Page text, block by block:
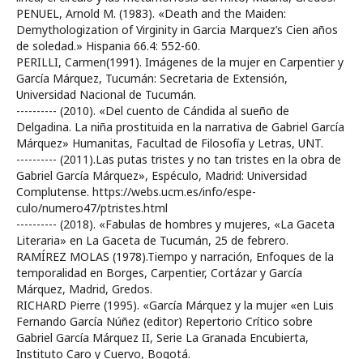
PENUEL, Arnold M. (1983). «Death and the Maiden:
Demythologization of Virginity in Garcia Marquez’s Cien años
de soledad.» Hispania 66.4: 552-60.
PERILLI, Carmen(1991). Imágenes de la mujer en Carpentier y
García Márquez, Tucumán: Secretaria de Extensión,
Universidad Nacional de Tucumán.
---------- (2010). «Del cuento de Cándida al sueño de
Delgadina. La niña prostituida en la narrativa de Gabriel García
Márquez» Humanitas, Facultad de Filosofía y Letras, UNT.
---------- (2011).Las putas tristes y no tan tristes en la obra de
Gabriel García Márquez», Espéculo, Madrid: Universidad
Complutense. https://webs.ucm.es/info/espe-
culo/numero47/ptristes.html
---------- (2018). «Fabulas de hombres y mujeres, «La Gaceta
Literaria» en La Gaceta de Tucumán, 25 de febrero.
RAMÍREZ MOLAS (1978).Tiempo y narración, Enfoques de la
temporalidad en Borges, Carpentier, Cortázar y García
Márquez, Madrid, Gredos.
RICHARD Pierre (1995). «García Márquez y la mujer «en Luis
Fernando García Núñez (editor) Repertorio Crítico sobre
Gabriel García Márquez II, Serie La Granada Encubierta,
Instituto Caro y Cuervo, Bogotá.